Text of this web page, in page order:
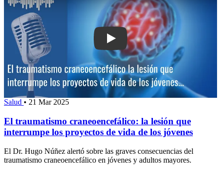
Play: El traumatismo
Salud • 21 Mar 2025
El traumatismo craneoencefálico: la lesión que
interrumpe los proyectos de vida de los jóvenes
El Dr. Hugo Núñez alertó sobre las graves consecuencias del
traumatismo craneoencefálico en jóvenes y adultos mayores.